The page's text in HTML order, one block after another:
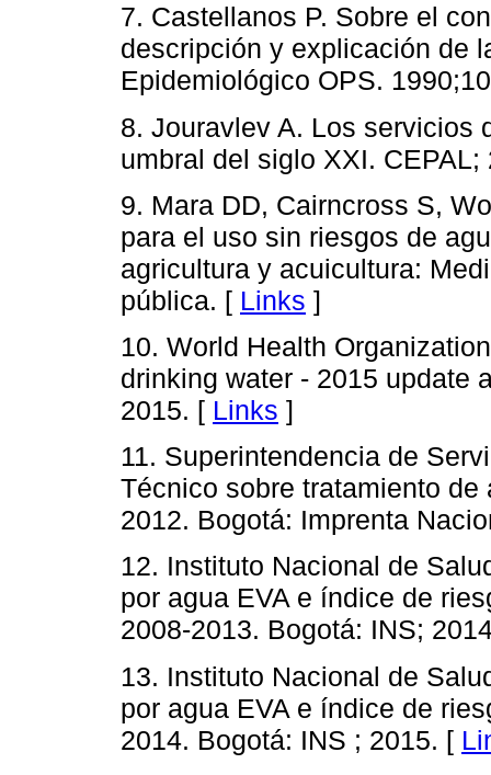
7. Castellanos P. Sobre el
descripción y explicación de
Epidemiológico OPS.
8. Jouravlev A. Los servicios
umbral del siglo XXI.
9. Mara DD, Cairncross S,
para el uso sin riesgos de
agricultura y acuicultura:
pública. [ Links ]
10. World Health
drinking water - 2015 update
2015. [ Links ]
11. Superintendencia de
Técnico sobre tratamiento
2012. Bogotá: Imprenta
12. Instituto Nacional de
por agua EVA e índice de
2008-2013. Bogotá: INS;
13. Instituto Nacional de
por agua EVA e índice de
2014. Bogotá: INS ; 2015. [